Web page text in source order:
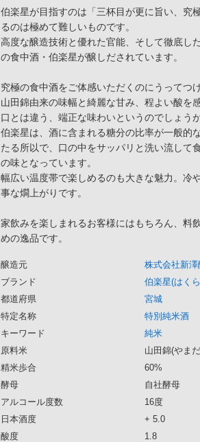
伯楽星が目指すのは「三杯目が更に旨い、究
るのは極めて難しいものです。
高度な醸造技術と優れた官能、そして徹底し
の食中酒・伯楽星が醸しだされています。
究極の食中酒をご体感いただくのにうってつ
山田錦由来の味幅と綺麗な甘み、程よい酸を
口とは違う、端正な味わいというのでしょう
伯楽星は、酒に含まれる糖分の比率が一般的
たる所以で、口の中をサッパリと洗い流して
の味となっています。
幅広い温度帯で楽しめるのも大きな魅力。冷
事な燗上がりです。
家飲みを楽しまれるお客様にはもちろん、料
めの逸品です。
醸造元
株式会社新澤
ブランド
伯楽星(はく
都道府県
宮城
特定名称
特別純米酒
キーワード
純米
原料米
山田錦(やま
精米歩合
60%
酵母
自社酵母
アルコール度数
16度
日本酒度
+ 5.0
酸度
1.8